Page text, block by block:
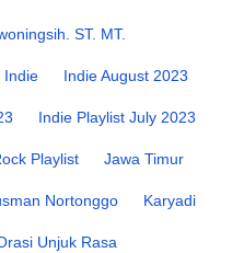
ST. MT.
Indie Indie August 2023
Indie Playlist July 2023
Playlist Jawa Timur
Nortonggo Karyadi
Unjuk Rasa